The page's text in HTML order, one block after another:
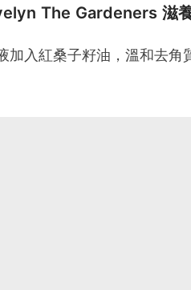
The Gardeners 滋
加入紅桑子籽油，溫和去